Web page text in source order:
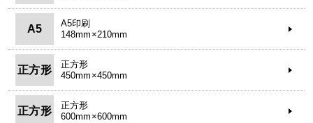
A5
A5印刷
148mm×210mm
正方形
正方形
450mm×450mm
正方形
正方形
600mm×600mm